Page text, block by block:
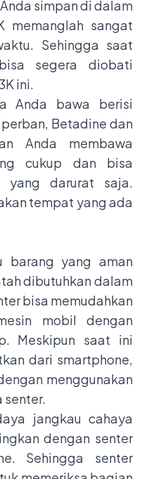
simpan di dalam
memanglah sangat
Sehingga saat
segera diobati
ini.
Anda bawa berisi
Betadine dan
Anda membawa
cukup dan bisa
yang darurat saja.
tempat yang ada
barang yang aman
dibutuhkan dalam
bisa memudahkan
mobil dengan
Meskipun saat ini
dari smartphone,
menggunakan
senter.
jangkau cahaya
dengan senter
Sehingga senter